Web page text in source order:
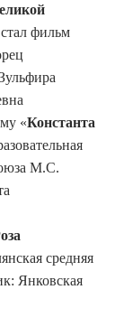
фильм
«Константа
М.С.
средняя
Янковская